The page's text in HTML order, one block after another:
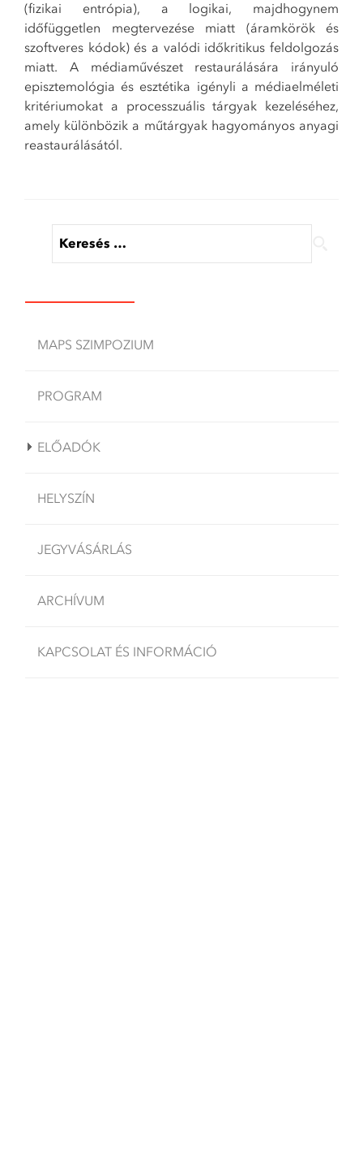
(fizikai entrópia), a logikai, majdhogynem
időfüggetlen megtervezése miatt (áramkörök és
szoftveres kódok) és a valódi időkritikus feldolgozás
miatt. A médiaművészet restaurálására irányuló
episztemológia és esztétika igényli a médiaelméleti
kritériumokat a processzuális tárgyak kezeléséhez,
amely különbözik a műtárgyak hagyományos anyagi
reastaurálásától.
MAPS SZIMPOZIUM
PROGRAM
ELŐADÓK
HELYSZÍN
JEGYVÁSÁRLÁS
ARCHÍVUM
KAPCSOLAT ÉS INFORMÁCIÓ